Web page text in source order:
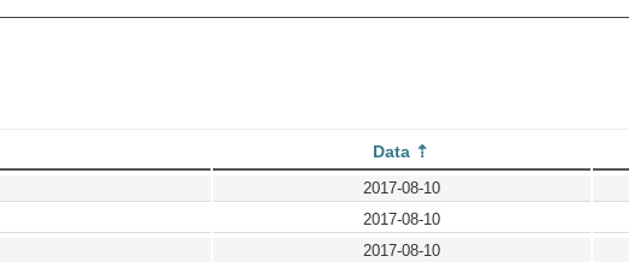
Data
2017-08-10
2017-08-10
2017-08-10